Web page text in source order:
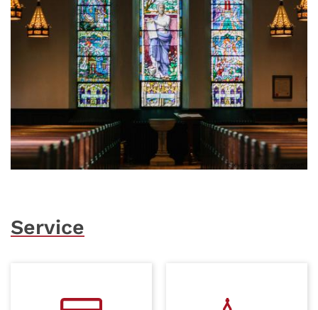
© Karl Fredrickson / unsplash
Service